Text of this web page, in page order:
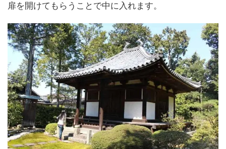
扉を開けてもらうことで中に入れます。